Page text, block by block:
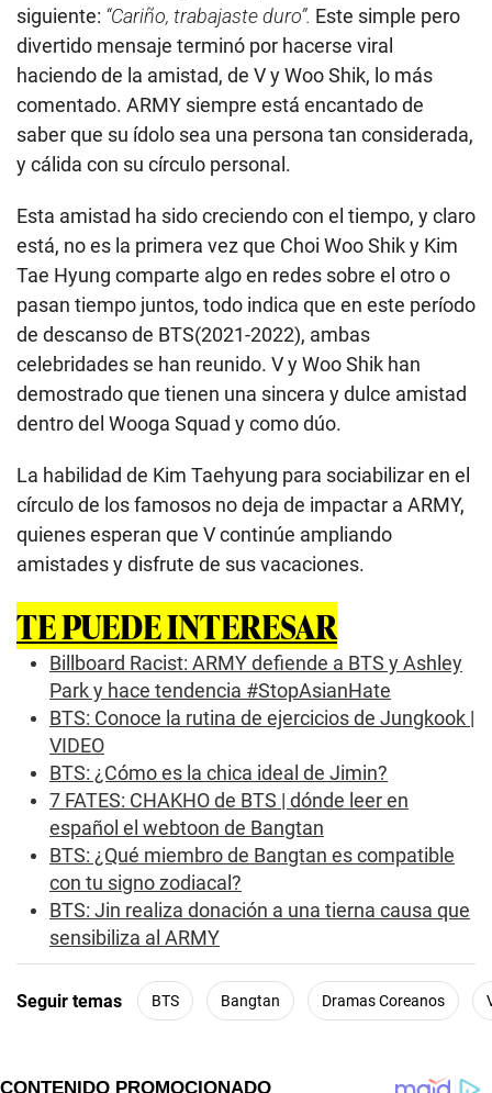
siguiente: “Cariño, trabajaste duro”. Este simple pero
divertido mensaje terminó por hacerse viral
haciendo de la amistad, de V y Woo Shik, lo más
comentado. ARMY siempre está encantado de
saber que su ídolo sea una persona tan considerada,
y cálida con su círculo personal.
Esta amistad ha sido creciendo con el tiempo, y claro
está, no es la primera vez que Choi Woo Shik y Kim
Tae Hyung comparte algo en redes sobre el otro o
pasan tiempo juntos, todo indica que en este período
de descanso de BTS(2021-2022), ambas
celebridades se han reunido. V y Woo Shik han
demostrado que tienen una sincera y dulce amistad
dentro del Wooga Squad y como dúo.
La habilidad de Kim Taehyung para sociabilizar en el
círculo de los famosos no deja de impactar a ARMY,
quienes esperan que V continúe ampliando
amistades y disfrute de sus vacaciones.
TE PUEDE INTERESAR
Billboard Racist: ARMY defiende a BTS y Ashley
Park y hace tendencia #StopAsianHate
BTS: Conoce la rutina de ejercicios de Jungkook |
VIDEO
BTS: ¿Cómo es la chica ideal de Jimin?
7 FATES: CHAKHO de BTS | dónde leer en
español el webtoon de Bangtan
BTS: ¿Qué miembro de Bangtan es compatible
con tu signo zodiacal?
BTS: Jin realiza donación a una tierna causa que
sensibiliza al ARMY
Seguir temas BTS Bangtan Dramas Coreanos